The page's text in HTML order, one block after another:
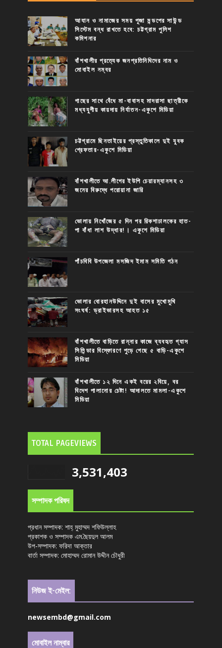
আযান ও নামাজের সময় পূজা মন্ডপের সাউন্ড
সিস্টেম বন্ধ রাখতে হবে: চট্টগ্রাম পুলিশ
কমিশনার
বাঁশখালীর প্রত্যেক জনপ্রতিনিধিদের নাম ও
মোবাইল নম্বর
গাছের সাথে বেঁধে মা-বাবাসহ মাদরাসা ছাত্রীকে
মধ্যযুগীয় কায়দায় নির্যাতন-একুশে মিডিয়া
চট্টগ্রামে ছিনতাইয়ের প্রস্তুতিকালে দুই যুবক
গ্রেফতার-একুশে মিডিয়া
বাঁশখালীতে আ.লীগের ইউপি চেয়ারম্যানসহ ৩
জনের বিরুদ্ধে পরোয়ানা জারি
ভোলায় নিখোঁজের ৫ দিন পর রিকশাচালকের হাত-
পা বাঁধা লাশ উদ্ধার!। একুশে মিডিয়া
পাঁচবিবি উপজেলা মসজিদ ইমাম সমিতি গঠন
ভোলার বোরহানউদ্দিনে দুই বাসের মুখোমুখি
সংঘর্ষ: ড্রাইভারসহ আহত ১৫
বাঁশখালীতে বাড়িতে রান্নার কাজে ব্যবহৃত গ্যাস
সিলিন্ডার বিস্ফোরণে পুড়ে গেছে ৫ বাড়ি-একুশে
মিডিয়া
বাঁশখালীতে ১২ দিনে একই বরের ২বিয়ে, বর
বিদেশ পালানোর চেষ্টা! আদালতে মামলা-একুশে
মিডিয়া
TOTAL PAGEVIEWS
3,531,403
সম্পাদক পরিষদ
প্রধান সম্পাদক: শাহ্ মুহাম্মদ শফিউল্লাহ
প্রকাশক ও সম্পাদক এম.ছৈয়দুল আলম
উপ-সম্পাদক: ফরিদা আক্তার
বার্তা সম্পাদক: মোহাম্মদ রোমান উদ্দীন চৌধুরী
নিউজ ই-মেইল:
newsembd@gmail.com
মোবাইল নাম্বার